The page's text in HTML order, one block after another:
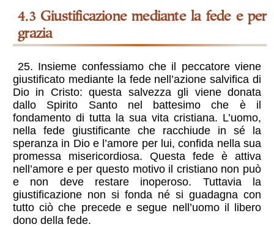
4.3 Giustificazione mediante la fede e per
grazia
25. Insieme confessiamo che il peccatore viene
giustificato mediante la fede nell’azione salvifica di
Dio in Cristo: questa salvezza gli viene donata
dallo Spirito Santo nel battesimo che è il
fondamento di tutta la sua vita cristiana. L’uomo,
nella fede giustificante che racchiude in sé la
speranza in Dio e l’amore per lui, confida nella sua
promessa misericordiosa. Questa fede è attiva
nell’amore e per questo motivo il cristiano non può
e non deve restare inoperoso. Tuttavia la
giustificazione non si fonda né si guadagna con
tutto ciò che precede e segue nell’uomo il libero
dono della fede.